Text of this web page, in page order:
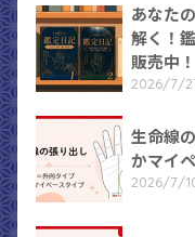
あなた
解く！
販売中！
2026/7/
生命線
かマイ
2026/7/